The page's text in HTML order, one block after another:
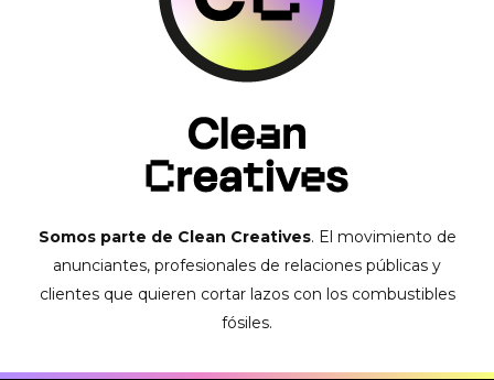
Somos parte de Clean Creatives. El movimiento de
anunciantes, profesionales de relaciones públicas y
clientes que quieren cortar lazos con los combustibles
fósiles.